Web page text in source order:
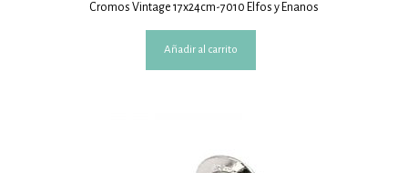
Cromos Vintage 17x24cm-7010 Elfos y Enanos
Añadir al carrito